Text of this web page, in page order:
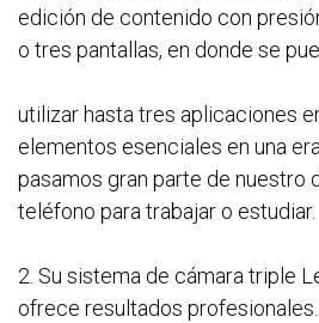
edición de contenido con
o tres pantallas, en donde se
utilizar hasta tres aplicaciones
elementos esenciales en una
pasamos gran parte de nuestro
teléfono para trabajar o estudiar.
2. Su sistema de cámara triple
ofrece resultados